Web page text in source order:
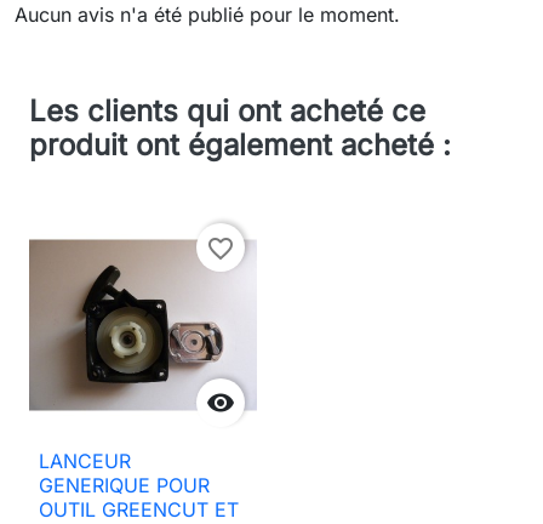
Aucun avis n'a été publié pour le moment.
Les clients qui ont acheté ce
produit ont également acheté :

favorite_border
LANCEUR
GENERIQUE POUR
OUTIL GREENCUT ET